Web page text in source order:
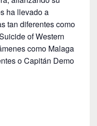
ha llevado a
tan diferentes como
of Western
como Malaga
o Capitán Demo